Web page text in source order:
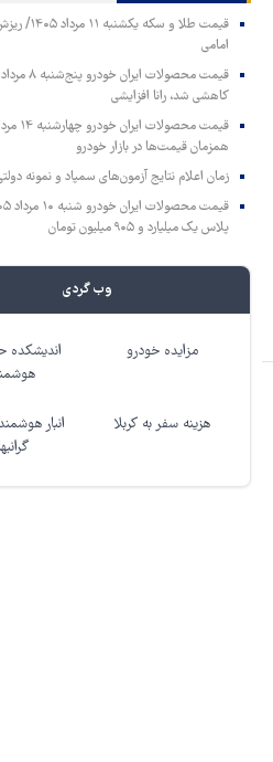
قیمت طلا و
امامی
کاهشی شد، رانا افزایشی
همزمان قیمت‌ها در بازار خودرو
زمان اعلام نتایج آزمون‌های سمپاد و نمونه
پلاس یک میلیارد و ۹۰۵ میلیون تومان
وب گردی
مزایده خودرو
اندیشکده
هزینه سفر به کربلا
انبار